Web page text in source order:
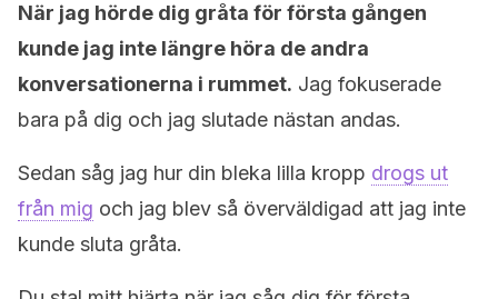
När jag hörde dig gråta för första gången
kunde jag inte längre höra de andra
konversationerna i rummet. Jag fokuserade
bara på dig och jag slutade nästan andas.
Sedan såg jag hur din bleka lilla kropp drogs ut
från mig och jag blev så överväldigad att jag inte
kunde sluta gråta.